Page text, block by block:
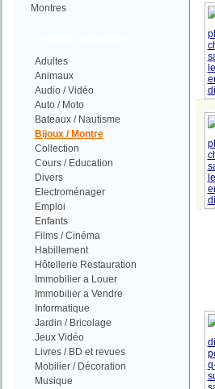
Montres
Adultes
Animaux
Audio / Vidéo
Auto / Moto
Bateaux / Nautisme
Bijoux / Montre
Collection
Cours / Education
Divers
Electroménager
Emploi
Enfants
Films / Cinéma
Habillement
Hôtellerie Restauration
Immobilier a Louer
Immobilier a Vendre
Informatique
Jardin / Bricolage
Jeux Vidéo
Livres / BD et revues
Mobilier / Décoration
Musique